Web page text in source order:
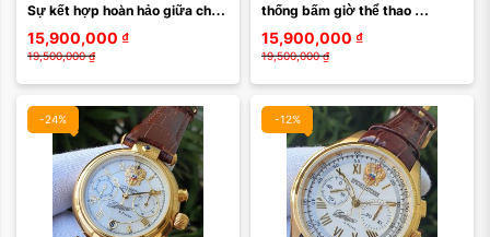
Sự kết hợp hoàn hảo giữa chất
lượng và phong cách - máy
3133 252CK122
15,900,000 ₫
19,500,000 ₫
thống bấm giờ thể thao
252CK060-2
15,900,000 ₫
19,500,000 ₫
-24% -12%